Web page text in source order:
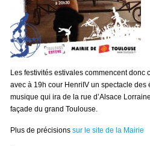
Les festivités estivales commencent
avec à 19h cour HenriIV un spectacle
musique qui ira de la rue d’Alsace
façade du grand Toulouse.
Plus de précisions sur le site de la Mairie